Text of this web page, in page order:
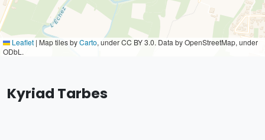
Leaflet | Map tiles byCarto, under CC BY 3.0. Data by OpenStreetMap, under
ODbL.
Kyriad Tarbes